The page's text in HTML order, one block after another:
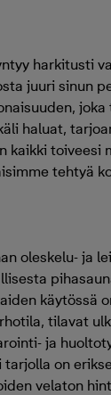
harkitusti
juuri sinun
haluat,
kaikki toiveesi
tehtyä
oleskelu- ja
käytössä
tilavat
ja
tarjolla on
velaton